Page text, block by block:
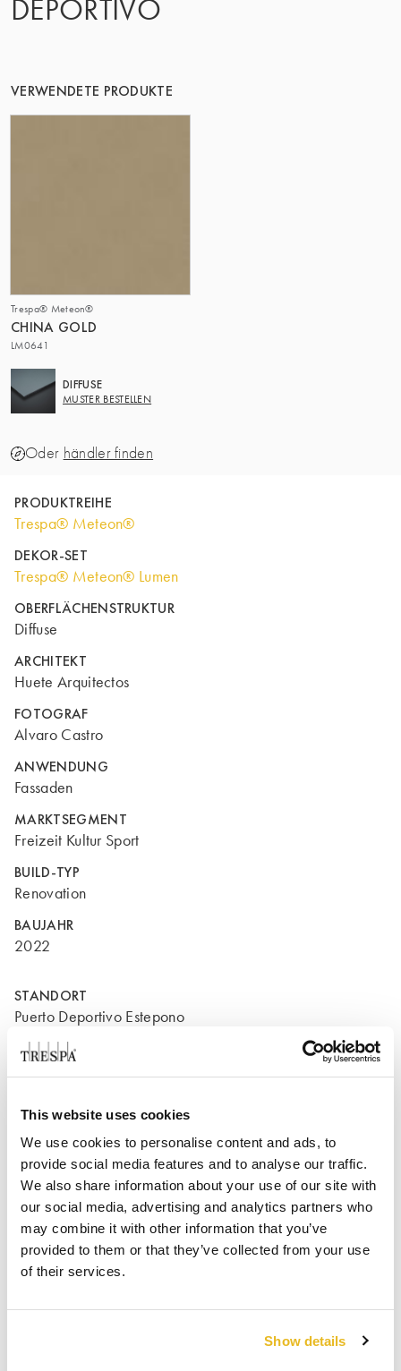
This website uses cookies
We use cookies to personalise content and ads, to
provide social media features and to analyse our traffic.
We also share information about your use of our site with
our social media, advertising and analytics partners who
may combine it with other information that you’ve
provided to them or that they’ve collected from your use
of their services.
Show details
DEPORTIVO
VERWENDETE PRODUKTE
Trespa® Meteon®
CHINA GOLD
LM0641
DIFFUSE
MUSTER BESTELLEN
Oder händler finden
PRODUKTREIHE
Trespa® Meteon®
DEKOR-SET
Trespa® Meteon® Lumen
OBERFLÄCHENSTRUKTUR
Diffuse
ARCHITEKT
Huete Arquitectos
FOTOGRAF
Alvaro Castro
ANWENDUNG
Fassaden
MARKTSEGMENT
Freizeit Kultur Sport
BUILD-TYP
Renovation
BAUJAHR
2022
STANDORT
Puerto Deportivo Estepono
29690
Estepona A Coruña
Spanien